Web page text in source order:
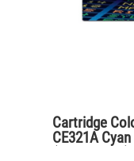
Cartridge
CE321A